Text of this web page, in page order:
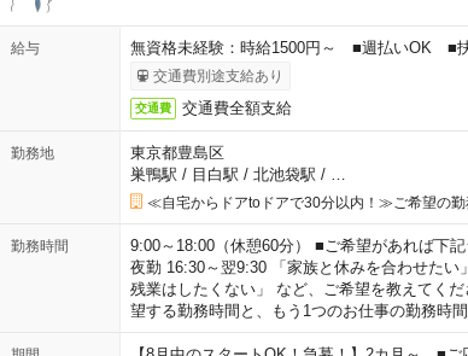
給与 無資格未経験：時給1500円～ ■週払いOK ■
交通費別途支給あり
交通費 交通費全額支給
勤務地
東京都豊島区
巣鴨駅 / 目白駅 / 北池袋駅 /
≪自宅からドアtoドアで30分以内！≫ご希望の勤
勤務時間
9:00～18:00（休憩60分） ■ご希望があれば下
夜勤 16:30～翌9:30 「家族と休みを合わせた
残業はしたくない」 など、ご希望を教えてく
望する勤務時間と、もう1つのお仕事の勤務時